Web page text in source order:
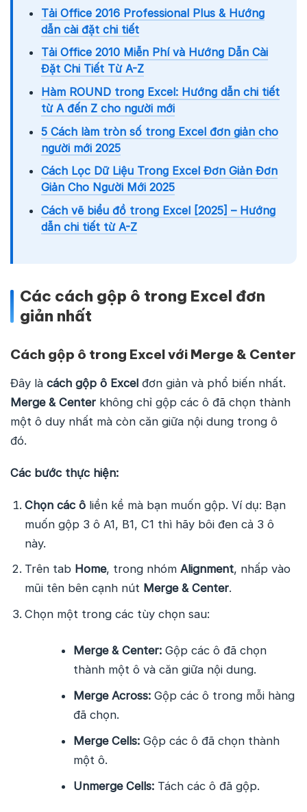
Tải Office 2016 Professional Plus & Hướng
dẫn cài đặt chi tiết
Tải Office 2010 Miễn Phí và Hướng Dẫn Cài
Đặt Chi Tiết Từ A-Z
Hàm ROUND trong Excel: Hướng dẫn chi tiết
từ A đến Z cho người mới
5 Cách làm tròn số trong Excel đơn giản cho
người mới 2025
Cách Lọc Dữ Liệu Trong Excel Đơn Giản Đơn
Giản Cho Người Mới 2025
Cách vẽ biểu đồ trong Excel [2025] – Hướng
dẫn chi tiết từ A-Z
Các cách gộp ô trong Excel đơn
giản nhất
Cách gộp ô trong Excel với Merge & Center
Đây là cách gộp ô Excel đơn giản và phổ biến nhất.
Merge & Center không chỉ gộp các ô đã chọn thành
một ô duy nhất mà còn căn giữa nội dung trong ô
đó.
Các bước thực hiện:
Chọn các ô liền kề mà bạn muốn gộp. Ví dụ: Bạn
muốn gộp 3 ô A1, B1, C1 thì hãy bôi đen cả 3 ô
này.
Trên tab Home, trong nhómAlignment, nhấp vào
mũi tên bên cạnh nút Merge & Center.
Chọn một trong các tùy chọn sau:
Merge & Center: Gộp các ô đã chọn
thành một ô và căn giữa nội dung.
Merge Across: Gộp các ô trong mỗi hàng
đã chọn.
Merge Cells: Gộp các ô đã chọn thành
một ô.
Unmerge Cells: Tách các ô đã gộp.